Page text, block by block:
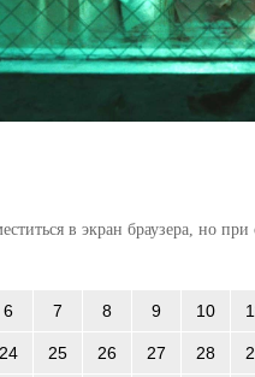
в экран браузера, но при
6 7 8 9 10
24 25 26 27 28